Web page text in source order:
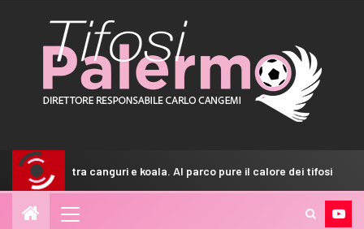
canguri e koala. Al parco pure il calore dei tifosi GdS –